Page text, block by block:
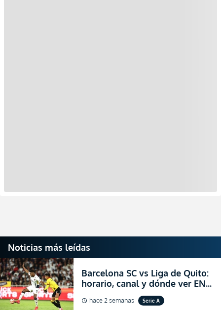
Noticias más leídas
Barcelona SC vs Liga de Quito:
horario, canal y dónde ver EN
VIVO la Fecha 22 de la LigaPro
2026
schedule hace 2 semanas Serie A